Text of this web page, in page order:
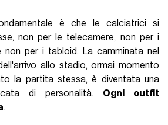
è che le calciatrici si
non per le telecamere, non per i
non per i tabloid. La camminata nel
allo stadio, ormai momento
la partita stessa, è diventata una
di personalità. Ogni outfit
.